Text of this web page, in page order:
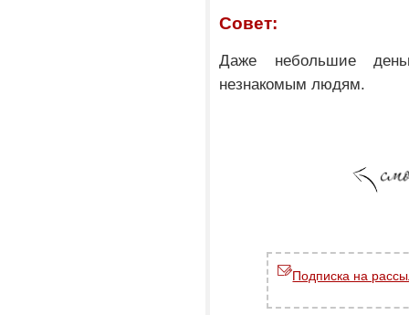
Совет:
Даже небольшие
незнакомым людям.
Подписка на